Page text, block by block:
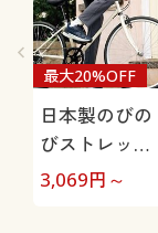
日本製のびの
びストレッチ
パンツ(吸汗速
最大20%OFF
3,069円～